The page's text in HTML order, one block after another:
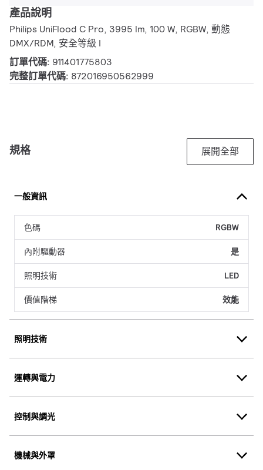
產品說明
Philips UniFlood C Pro, 3995 lm, 100 W, RGBW, 動態
DMX/RDM, 安全等級 I
訂單代碼: 911401775803
完整訂單代碼: 872016950562999
規格 展開全部
一般資訊
色碼 RGBW
內附驅動器 是
照明技術 LED
價值階梯 效能
照明技術
運轉與電力
控制與調光
機械與外罩